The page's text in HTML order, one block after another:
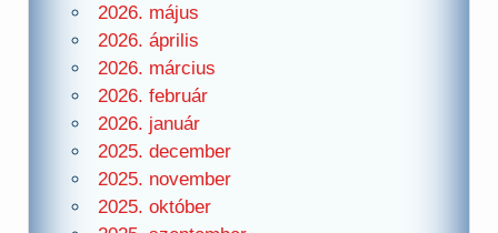
2026. május
2026. április
2026. március
2026. február
2026. január
2025. december
2025. november
2025. október